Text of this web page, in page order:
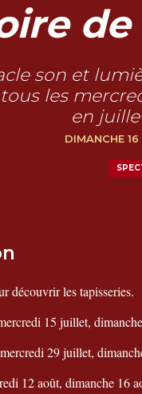
son et
tous les
en
DIMANCHE
découvrir les tapisseries.
15 juillet,
29 juillet,
12 août, dimanche 16